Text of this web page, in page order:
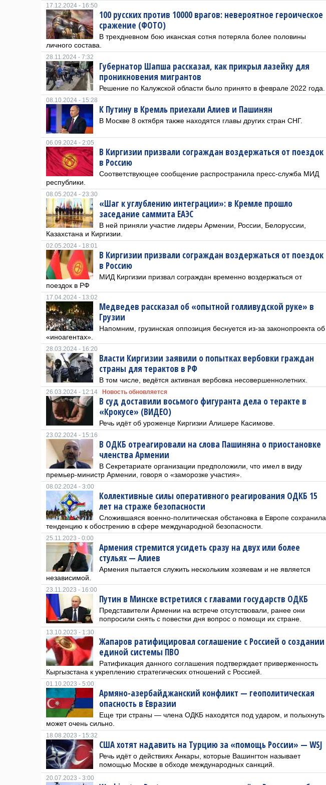
17.12.2024 - 16:50
100 русских против 10000 врагов: невероятное героическое
сражение (ФОТО)
В трехдневном бою иканская сотня потеряла более половины
личного состава.
28.11.2024 - 7:32
Губернатор Шапша рассказал, как прикрыл лазейку для
проникновения мигрантов
Решение по Калужской области было принято в феврале 2022 года.
08.10.2024 - 15:28
К Путину в Кремль приехали Алиев и Пашинян
В Москве 8 октября также находятся главы других стран СНГ.
06.09.2024 - 2:05
В Киргизии призвали сограждан воздержаться от поездок
в Россию
Соответствующее сообщение распространила пресс-служба МИД
республики.
08.05.2024 - 23:30
«Шаг к углублению интеграции»: в Кремле прошло
заседание саммита ЕАЭС
В ней приняли участие лидеры Армении, России, Белоруссии,
Казахстана и Киргизии.
02.05.2024 - 18:01
В Киргизии призвали сограждан воздержаться от поездок
в Россию
МИД Киргизии призвал сограждан временно воздержаться от
поездок в РФ
17.04.2024 - 13:02
Медведев рассказал об «опытной голливудской руке» в
Грузии
Напомним, грузинская оппозиция беснуется из-за законопроекта об
«иноагентах».
28.03.2024 - 16:20
Власти Киргизии заявили о попытках вербовки граждан
страны для терактов в РФ
В том числе, ведётся активная вербовка несовершеннoлетних.
26.03.2024 - 12:14 Новость обновляется
В суд доставили восьмого фигуранта дела о теракте в
«Крокусе» (ВИДЕО)
Речь идёт об уроженце Киргизии Алишере Касимове.
23.02.2024 - 15:16
В ОДКБ отреагировали на слова Пашиняна о приостановке
членства Армении
В Секретариате организации предположили, что имел в виду
премьер-министр Армении, говоря о «заморозке участия».
08.02.2024 - 3:00
Коллективные силы оперативного реагирования ОДКБ 15
лет на страже безопасности
Сложившаяся военно-политическая обстановка в Европе сохранила
тенденцию к обострению в сфере международной безопасности.
25.11.2023 - 0:00
Армения стремится усидеть сразу на двух или более
стульях — Алиев
Армения пытается служить нескольким хозяевам и не является
независимой.
23.11.2023 - 16:00
Путин в Минске встретился с главами государств ОДКБ
Представители Армении на встрече отсутствовали, ранее они
попросили снять с повестки дня вопрос о помощи их стране.
13.10.2023 - 1:30
Жапаров ратифицировал соглашение с Россией о создании
единой системы ПВО
Ратификация данного соглашения подтверждает приверженность
Кыргызстана к укреплению стратегических отношений с Россией.
01.10.2023 - 5:00
Армяно-азербайджанский конфликт — геополитическая
опасность в Евразии
Еще три страны — члена ОДКБ находятся под ударом, и полыхнуть
может очень сильно.
18.08.2023 - 15:32
США хотят надавить на Турцию за «помощь России» — WSJ
Речь идёт о действиях Анкары, которые Вашингтон называет
помощью Москве в обходе международных санкций.
20.07.2023 - 3:00